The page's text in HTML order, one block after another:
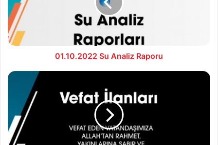
01.10.2022 Su Analiz Raporu
3.10.2022